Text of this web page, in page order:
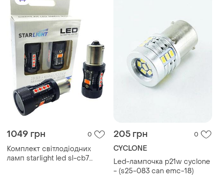
1049 грн 0
Комплект світлодіодних
ламп starlight led sl-cb7
205 грн 0
CYCLONE
Led-лампочка p21w cyclone
- (s25-083 can emc-18)